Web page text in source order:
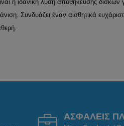
η ιδανική λύση αποθήκευσης δίσκων
Συνδυάζει έναν αισθητικά
ΑΣΦΑΛΕΙΣ